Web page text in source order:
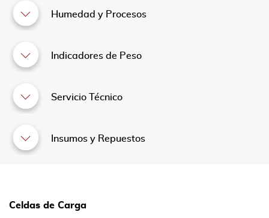
Humedad y Procesos
Indicadores de Peso
Servicio Técnico
Insumos y Repuestos
Celdas de Carga